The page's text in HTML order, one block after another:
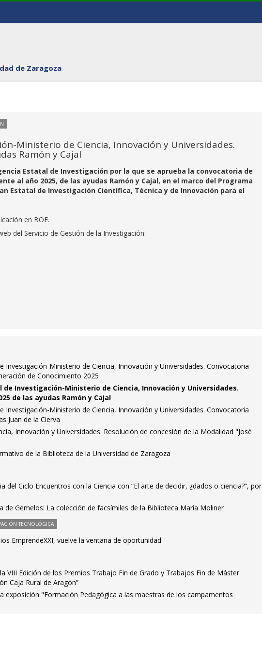
de Zaragoza
Ministerio de Ciencia, Innovación y Universidades.
Ramón y Cajal
Estatal de Investigación por la que se aprueba la convocatoria de
al año 2025, de las ayudas Ramón y Cajal, en el marco del Programa
Estatal de Investigación Científica, Técnica y de Innovación para el
en BOE.
del Servicio de Gestión de la Investigación:
Investigación-Ministerio de Ciencia, Innovación y Universidades. Convocatoria
de Conocimiento 2025
de Investigación-Ministerio de Ciencia, Innovación y Universidades.
de las ayudas Ramón y Cajal
Investigación-Ministerio de Ciencia, Innovación y Universidades. Convocatoria
Juan de la Cierva
Innovación y Universidades. Resolución de concesión de la Modalidad "José
de la Biblioteca de la Universidad de Zaragoza
del Ciclo Encuentros con la Ciencia con “El arte de decidir, ¿dados o ciencia?”, por
de Gemelos: La colección de facsímiles de la Biblioteca María Moliner
TECNOLÓGICA
EmprendeXXI, vuelve la ventana de oportunidad
VIII Edición de los Premios Trabajo Fin de Grado y Trabajos Fin de Máster
Caja Rural de Aragón”
exposición "Formación Pedagógica a las maestras de los campamentos